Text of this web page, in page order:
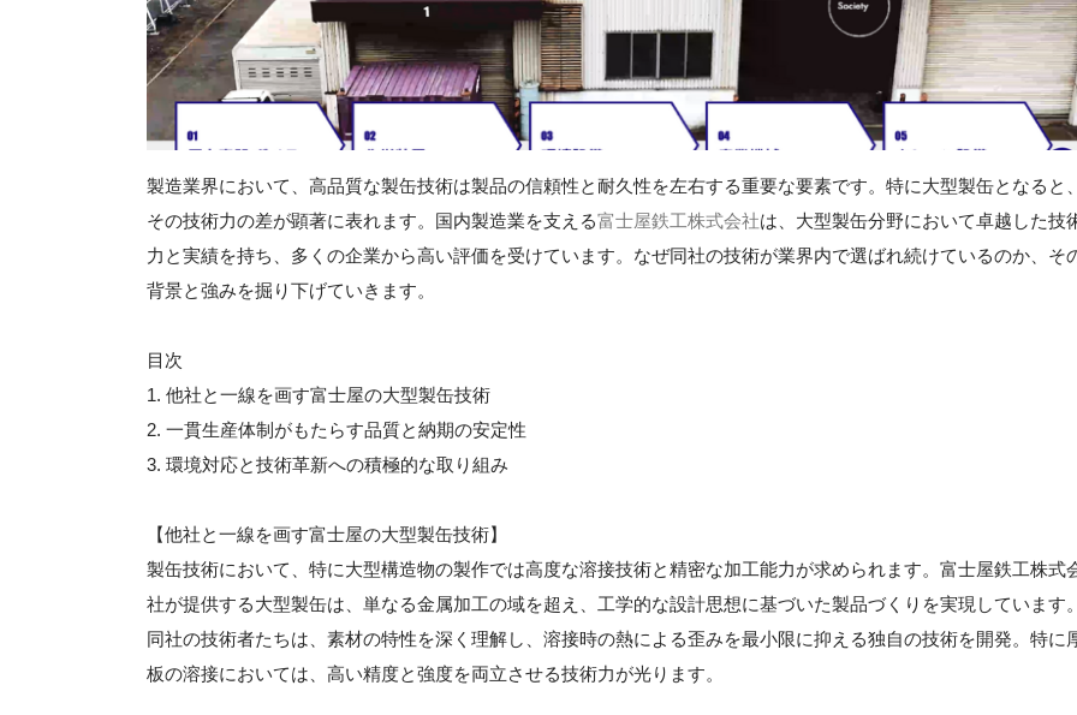
製造業界において、高品質な製缶技術は製品の信頼性と耐久性を左右する重要な要素です。特に大型製缶となると、
その技術力の差が顕著に表れます。国内製造業を支える富士屋鉄工株式会社は、大型製缶分野において卓越した技
力と実績を持ち、多くの企業から高い評価を受けています。なぜ同社の技術が業界内で選ばれ続けているのか、そ
背景と強みを掘り下げていきます。
目次
1. 他社と一線を画す富士屋の大型製缶技術
2. 一貫生産体制がもたらす品質と納期の安定性
3. 環境対応と技術革新への積極的な取り組み
【他社と一線を画す富士屋の大型製缶技術】
製缶技術において、特に大型構造物の製作では高度な溶接技術と精密な加工能力が求められます。富士屋鉄工株式
社が提供する大型製缶は、単なる金属加工の域を超え、工学的な設計思想に基づいた製品づくりを実現しています。
同社の技術者たちは、素材の特性を深く理解し、溶接時の熱による歪みを最小限に抑える独自の技術を開発。特に
板の溶接においては、高い精度と強度を両立させる技術力が光ります。